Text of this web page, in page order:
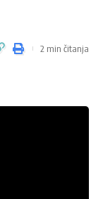
2 min čitanja